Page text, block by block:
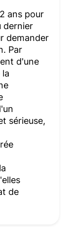
ans pour
dernier
demander
Par
d'une
sérieuse,
de